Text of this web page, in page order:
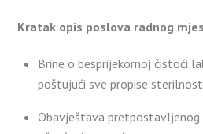
Kratak opis poslova radnog
Brine o besprijekornoj čistoći
poštujući sve propise
Obavještava